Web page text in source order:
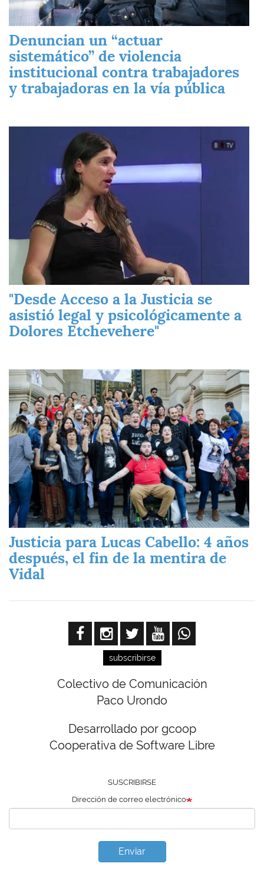
Denuncian un “actuar
sistemático” de violencia
institucional contra trabajadores
y trabajadoras en la vía pública
"Desde Acceso a la Justicia se
asistió legal y psicológicamente a
Dolores Etchevehere"
Imagen
Justicia para Lucas Cabello: 4 años
después, el fin de la mentira de
Vidal
subscribirse
Colectivo de Comunicación
Paco Urondo
Desarrollado por gcoop
Cooperativa de Software Libre
SUSCRIBIRSE
Dirección de correo electrónico
Enviar